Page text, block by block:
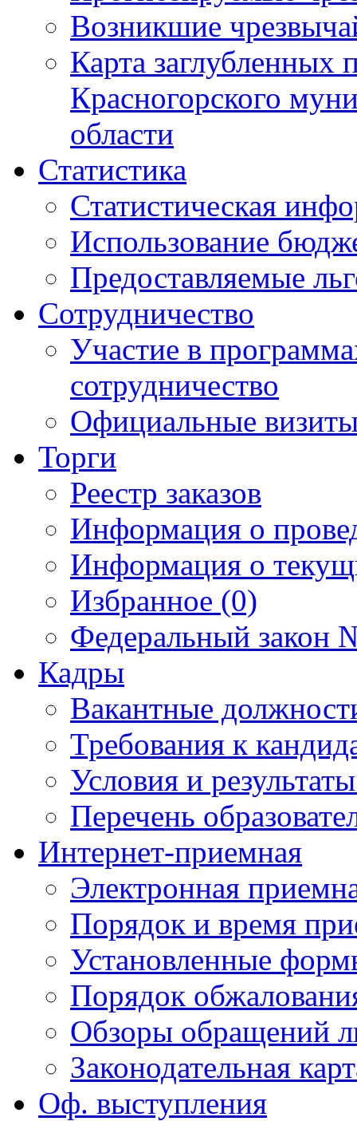
Возникшие
Карта
Красногорского
области
Статистика
Статистическая
Использование
Предоставляемые
Сотрудничество
Участие в
сотрудничество
Официальные
Торги
Реестр заказов
Информация о
Информация о
Избранное (0)
Федеральный закон
Кадры
Вакантные
Требования к
Условия и
Перечень
Интернет-приемная
Электронная
Порядок и время
Установленные
Порядок
Обзоры обращений
Законодательная
Оф. выступления